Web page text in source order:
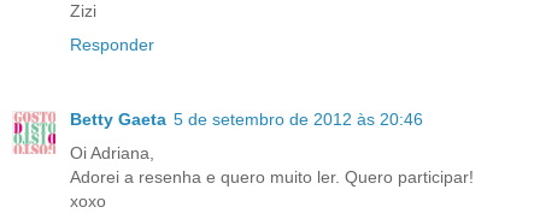
Zizi
Responder
Betty Gaeta 5 de setembro de 2012 às 20:46
Oi Adriana,
Adorei a resenha e quero muito ler. Quero participar!
xoxo